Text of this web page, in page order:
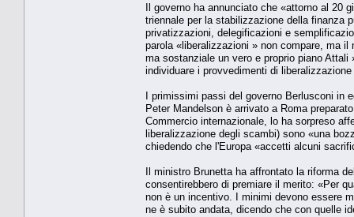
Il governo ha annunciato che «attorno al 20
triennale per la stabilizzazione della finanza
privatizzazioni, delegificazioni e
parola «liberalizzazioni » non compare, ma
ma sostanziale un vero e proprio piano
individuare i provvedimenti di
I primissimi passi del governo Berlusconi in
Peter Mandelson è arrivato a Roma
Commercio internazionale, lo ha sorpreso
liberalizzazione degli scambi) sono «una
chiedendo che l'Europa «accetti alcuni
Il ministro Brunetta ha affrontato la riforma
consentirebbero di premiare il merito: «Per
non è un incentivo. I minimi devono essere
ne è subito andata, dicendo che con quelle